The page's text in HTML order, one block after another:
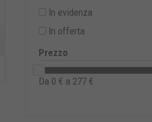
In evidenza
In offerta
Prezzo
Da 0 € a 277€